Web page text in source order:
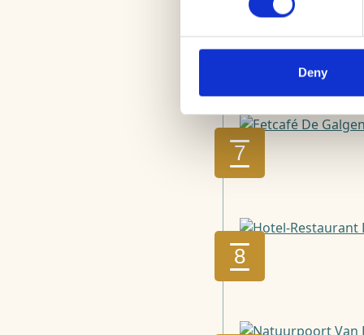
Deny
6
7
8